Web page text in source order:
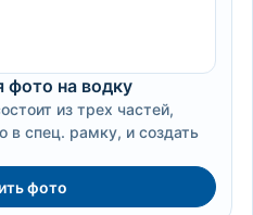
фото на водку
из трех частей,
в спец. рамку, и создать
фото